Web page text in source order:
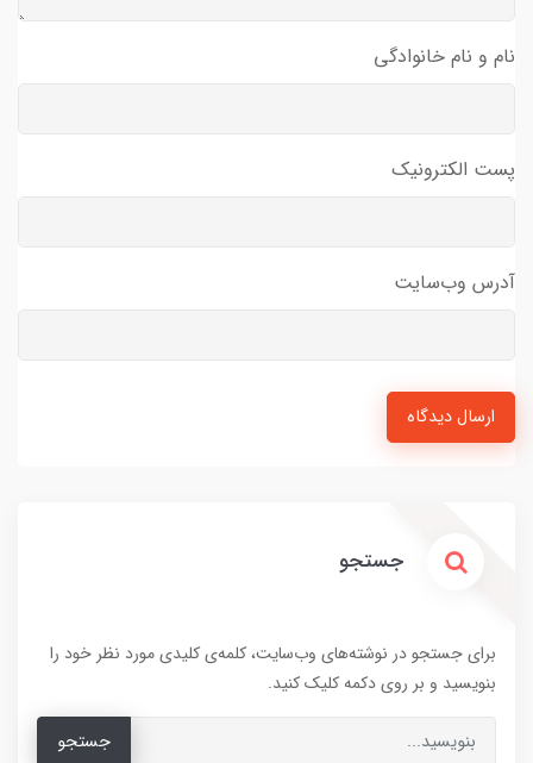
نام و نام خانوادگی
پست الکترونیک
آدرس وب‌سایت
ارسال دیدگاه
جستجو
برای جستجو در نوشته‌های وب‌سایت، کلمه‌ی کلیدی مورد نظر خود را
بنویسید و بر روی دکمه کلیک کنید.
جستجو